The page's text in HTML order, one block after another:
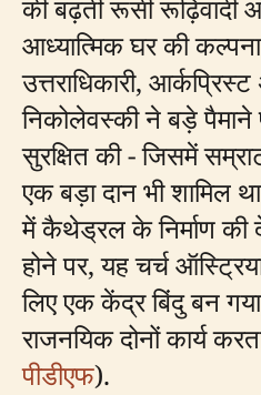
की बढ़ती रूसी रूढ़िवादी
आध्यात्मिक घर की
उत्तराधिकारी,
निकोलेवस्की ने बड़े पैमाने
सुरक्षित की - जिसमें
एक बड़ा दान भी
में कैथेड्रल के निर्माण
होने पर, यह चर्च
लिए एक केंद्र बिंदु बन
राजनयिक दोनों कार्य
पीडीएफ).